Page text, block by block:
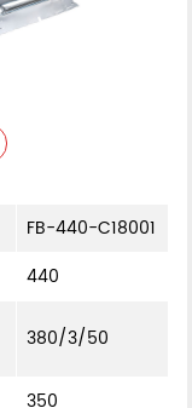
FB-440-C18001
440
380/3/50
350